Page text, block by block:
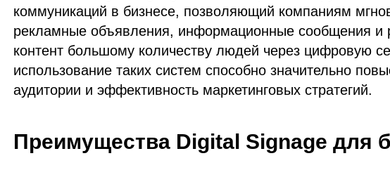
коммуникаций в бизнесе, позволяющий компаниям
рекламные объявления, информационные сообщения и
контент большому количеству людей через цифровую
использование таких систем способно значительно
аудитории и эффективность маркетинговых стратегий.
Преимущества Digital Signage для